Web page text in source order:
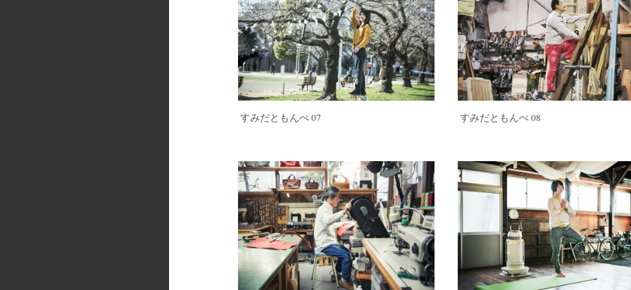
すみだともんぺ 07 すみだともんぺ 08